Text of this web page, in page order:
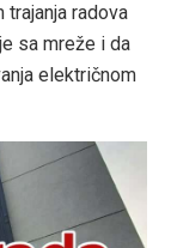
trajanja radova
sa mreže i da
električnom